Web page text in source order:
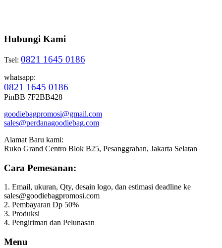
Hubungi Kami
Tsel: 0821 1645 0186
whatsapp:
0821 1645 0186
PinBB 7F2BB428
goodiebagpromosi@gmail.com
sales@perdanagoodiebag.com
Alamat Baru kami:
Ruko Grand Centro Blok B25, Pesanggrahan, Jakarta Selatan
Cara Pemesanan:
1. Email, ukuran, Qty, desain logo, dan estimasi deadline ke
sales@goodiebagpromosi.com
2. Pembayaran Dp 50%
3. Produksi
4. Pengiriman dan Pelunasan
Menu